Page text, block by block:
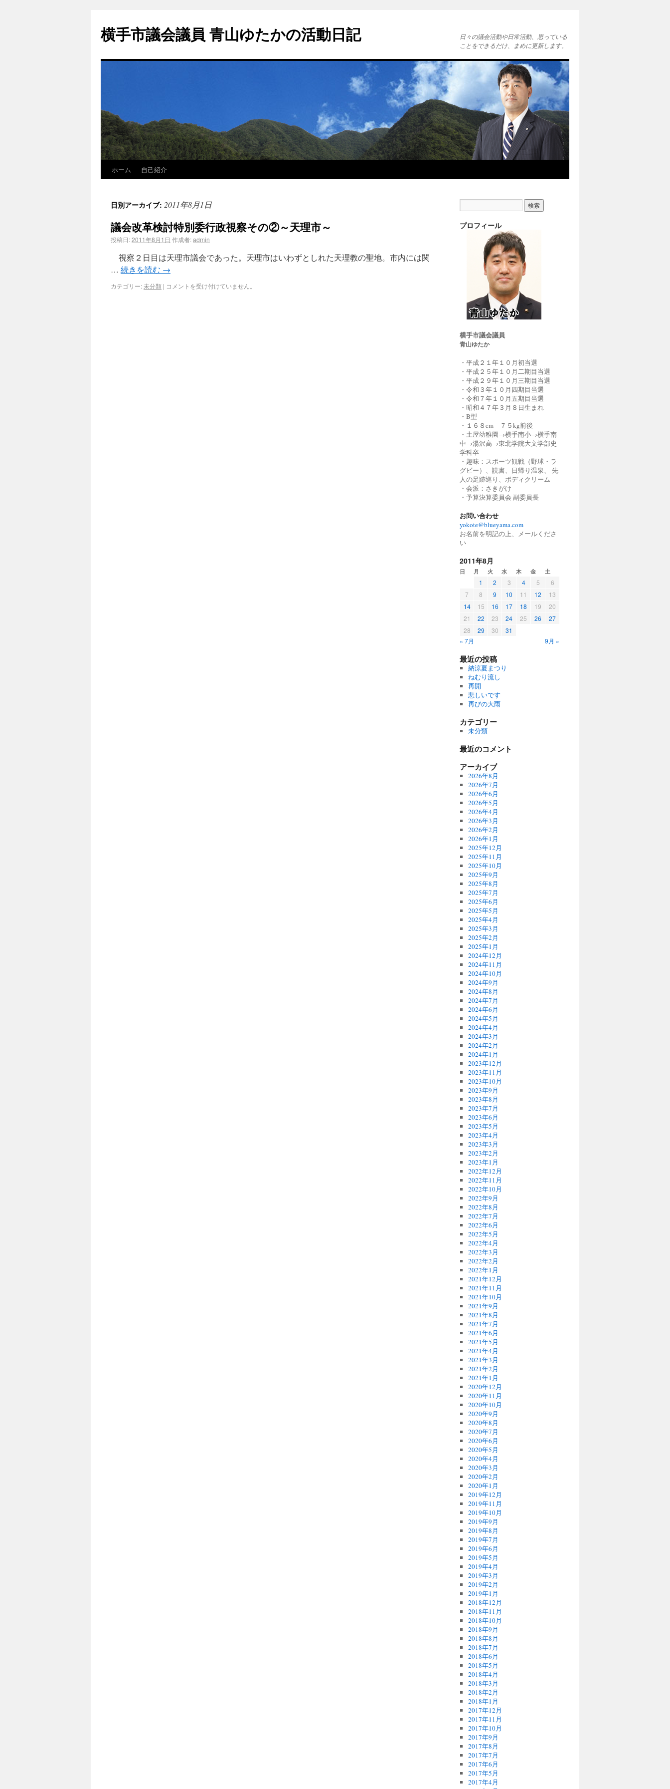
横手市議会議員 青山ゆたかの活動日記
日々の議会活動や日常活動、思っている
ことをできるだけ、まめに更新します。
ホーム 自己紹介
日別アーカイブ: 2011年8月1日
議会改革検討特別委行政視察その②～天理市～
投稿日:2011年8月1日 作成者:admin
視察２日目は天理市議会であった。天理市はいわずとしれた天理教の聖地。市内には関
… 続きを読む →
カテゴリー:未分類 | コメントを受け付けていません。
プロフィール
横手市議会議員
青山ゆたか
・平成２１年１０月初当選
・平成２５年１０月二期目当選
・平成２９年１０月三期目当選
・令和３年１０月四期目当選
・令和７年１０月五期目当選
・昭和４７年３月８日生まれ
・B型
・１６８cm ７５kg前後
・土屋幼稚園→横手南小→横手南
中→湯沢高→東北学院大文学部史
学科卒
・趣味：スポーツ観戦（野球・ラ
グビー）、読書、日帰り温泉、 先
人の足跡巡り、ボディクリーム
・会派：さきがけ
・予算決算委員会 副委員長
お問い合わせ
yokote@blueyama.com
お名前を明記の上、メールくださ
い
2011年8月
日 月 火 水 木 金 土
« 7月 9月 »
1 2 3 4 5
6
7
8 9 10 11 12
13
14
15 16 17 18 19
20
21
22 23 24 25 26
27
28
29 30 31
最近の投稿
納涼夏まつり
ねむり流し
再開
悲しいです
再びの大雨
カテゴリー
未分類
最近のコメント
アーカイブ
2026年8月
2026年7月
2026年6月
2026年5月
2026年4月
2026年3月
2026年2月
2026年1月
2025年12月
2025年11月
2025年10月
2025年9月
2025年8月
2025年7月
2025年6月
2025年5月
2025年4月
2025年3月
2025年2月
2025年1月
2024年12月
2024年11月
2024年10月
2024年9月
2024年8月
2024年7月
2024年6月
2024年5月
2024年4月
2024年3月
2024年2月
2024年1月
2023年12月
2023年11月
2023年10月
2023年9月
2023年8月
2023年7月
2023年6月
2023年5月
2023年4月
2023年3月
2023年2月
2023年1月
2022年12月
2022年11月
2022年10月
2022年9月
2022年8月
2022年7月
2022年6月
2022年5月
2022年4月
2022年3月
2022年2月
2022年1月
2021年12月
2021年11月
2021年10月
2021年9月
2021年8月
2021年7月
2021年6月
2021年5月
2021年4月
2021年3月
2021年2月
2021年1月
2020年12月
2020年11月
2020年10月
2020年9月
2020年8月
2020年7月
2020年6月
2020年5月
2020年4月
2020年3月
2020年2月
2020年1月
2019年12月
2019年11月
2019年10月
2019年9月
2019年8月
2019年7月
2019年6月
2019年5月
2019年4月
2019年3月
2019年2月
2019年1月
2018年12月
2018年11月
2018年10月
2018年9月
2018年8月
2018年7月
2018年6月
2018年5月
2018年4月
2018年3月
2018年2月
2018年1月
2017年12月
2017年11月
2017年10月
2017年9月
2017年8月
2017年7月
2017年6月
2017年5月
2017年4月